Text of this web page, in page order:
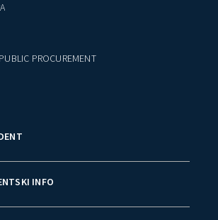
PROCUREMENT
INFO